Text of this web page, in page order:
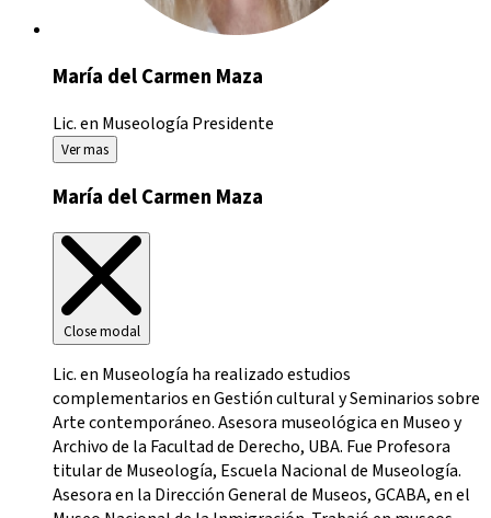
María del Carmen Maza
Lic. en Museología Presidente
Ver mas
María del Carmen Maza
Close modal
Lic. en Museología ha realizado estudios
complementarios en Gestión cultural y Seminarios sobre
Arte contemporáneo. Asesora museológica en Museo y
Archivo de la Facultad de Derecho, UBA. Fue Profesora
titular de Museología, Escuela Nacional de Museología.
Asesora en la Dirección General de Museos, GCABA, en el